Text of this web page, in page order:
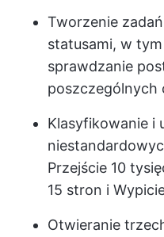
Tworzenie
statusami, w
sprawdzanie
poszczególnych
Klasyfikowanie i
Przejście 10
15 stron i
Otwieranie